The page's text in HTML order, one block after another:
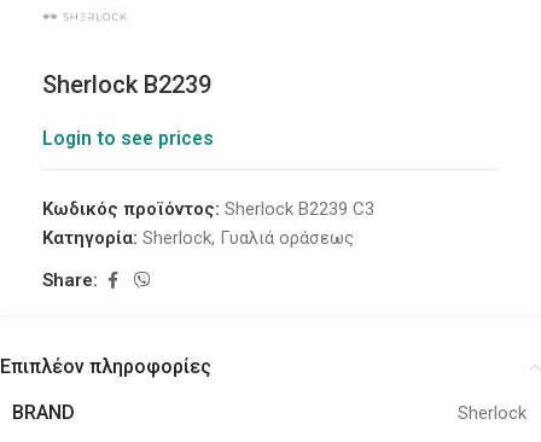
Sherlock B2239
Login to see prices
Κωδικός προϊόντος: Sherlock B2239 C3
Κατηγορία: Sherlock, Γυαλιά οράσεως
Share:
Επιπλέον πληροφορίες
BRAND
Sherlock